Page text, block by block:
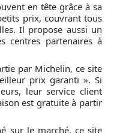
en tête grâce à sa
prix, couvrant tous
Il propose aussi un
centres partenaires à
par Michelin, ce site
prix garanti ». Si
leur service client
est gratuite à partir
sur le marché, ce site